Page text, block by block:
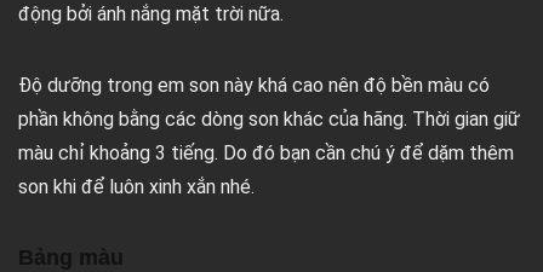
động bởi ánh nắng mặt trời nữa.
Độ dưỡng trong em son này khá cao nên độ bền màu có
phần không bằng các dòng son khác của hãng. Thời gian giữ
màu chỉ khoảng 3 tiếng. Do đó bạn cần chú ý để dặm thêm
son khi để luôn xinh xắn nhé.
Bảng màu